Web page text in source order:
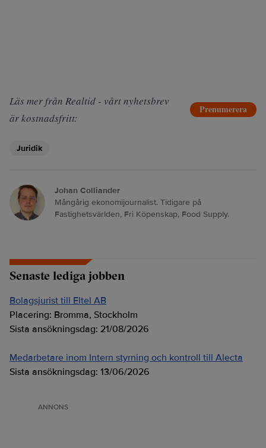
Läs mer från Realtid - vårt nyhetsbrev
är kostnadsfritt:
Prenumerera
Juridik
Johan Colliander
Mångårig ekonomijournalist. Tidigare på
Fastighetsvärlden, Fri Köpenskap, Food Supply.
Senaste lediga jobben
Bolagsjurist till Eltel AB
Placering: Bromma, Stockholm
Sista ansökningsdag: 21/08/2026
Medarbetare inom Intern styrning och kontroll till Alecta
Sista ansökningsdag: 13/06/2026
ANNONS